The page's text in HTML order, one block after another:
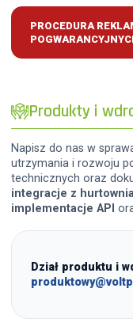
PROCEDURA
Produkty i
Napisz do nas w
utrzymania i rozwoju
technicznych oraz
integracje z
implementacje API
Dział produktu i